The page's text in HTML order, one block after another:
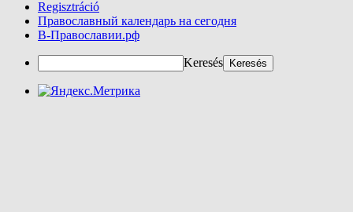
Regisztráció
Православный календарь на сегодня
В-Православии.рф
Keresés